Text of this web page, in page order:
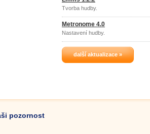
Tvorba hudby.
Metronome 4.0
Nastavení hudby.
další aktualizace »
pozornost